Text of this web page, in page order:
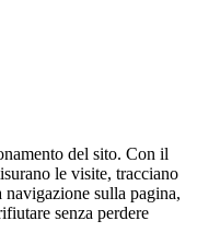
del sito. Con il
le visite, tracciano
sulla pagina,
senza perdere